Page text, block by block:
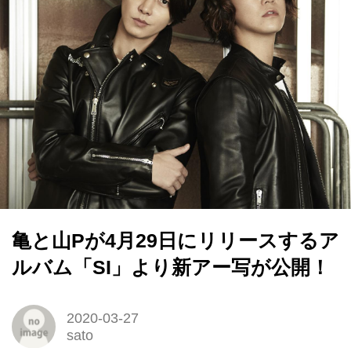
亀と山Pが4月29日にリリースするア
ルバム「SI」より新アー写が公開！
2020-03-27
sato